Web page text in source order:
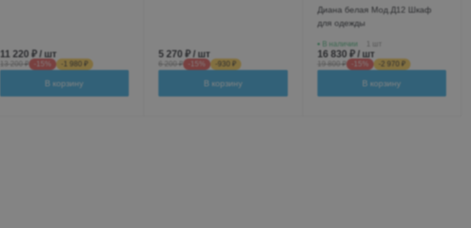
11 220 ₽ / шт
13 200 ₽ -1 980 ₽
В корзину
5 270 ₽ / шт
6 200 ₽ -930 ₽
В корзину
Диана белая Мод.Д12 Шкаф
для одежды
В наличии
16 830 ₽ / шт
19 800 ₽ -2 970 ₽
В корзину